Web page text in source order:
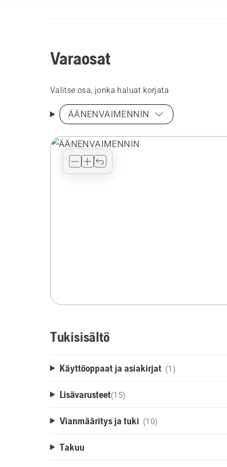
Varaosat
Valitse osa, jonka haluat korjata
ÄÄNENVAIMENNIN
Tukisisältö
Käyttöoppaat ja asiakirjat (1)
Lisävarusteet(15)
Vianmääritys ja tuki (10)
Takuu